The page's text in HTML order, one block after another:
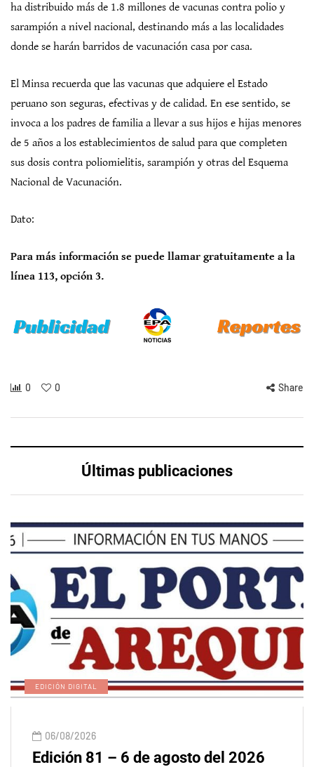
ha distribuido más de 1.8 millones de vacunas contra polio y
sarampión a nivel nacional, destinando más a las localidades
donde se harán barridos de vacunación casa por casa.
El Minsa recuerda que las vacunas que adquiere el Estado
peruano son seguras, efectivas y de calidad. En ese sentido, se
invoca a los padres de familia a llevar a sus hijos e hijas menores
de 5 años a los establecimientos de salud para que completen
sus dosis contra poliomielitis, sarampión y otras del Esquema
Nacional de Vacunación.
Dato:
Para más información se puede llamar gratuitamente a la
línea 113, opción 3.
0 0 Share
Últimas publicaciones
EDICIÓN DIGITAL
06/08/2026
Edición 81 – 6 de agosto del 2026